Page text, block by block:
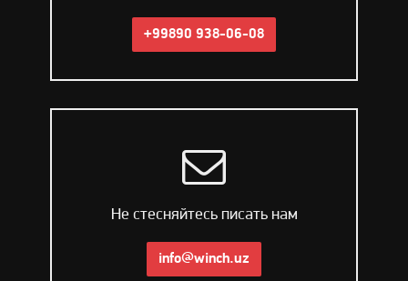
+99890 938-06-08
Не стесняйтесь писать нам
info@winch.uz